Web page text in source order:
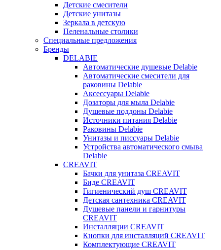
Детские смесители
Детские унитазы
Зеркала в детскую
Пеленальные столики
Специальные предложения
Бренды
DELABIE
Автоматические душевые Delabie
Автоматические смесители для
раковины Delabie
Аксессуары Delabie
Дозаторы для мыла Delabie
Душевые поддоны Delabie
Источники питания Delabie
Раковины Delabie
Унитазы и писсуары Delabie
Устройства автоматического смыва
Delabie
CREAVIT
Бачки для унитаза CREAVIT
Биде CREAVIT
Гигиенический душ CREAVIT
Детская сантехника CREAVIT
Душевые панели и гарнитуры
CREAVIT
Инсталляции CREAVIT
Кнопки для инсталляций CREAVIT
Комплектующие CREAVIT